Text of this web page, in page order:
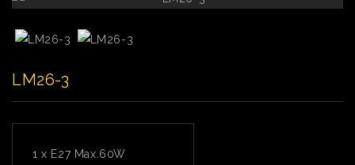
LM26-3
1 x E27 Max.60W